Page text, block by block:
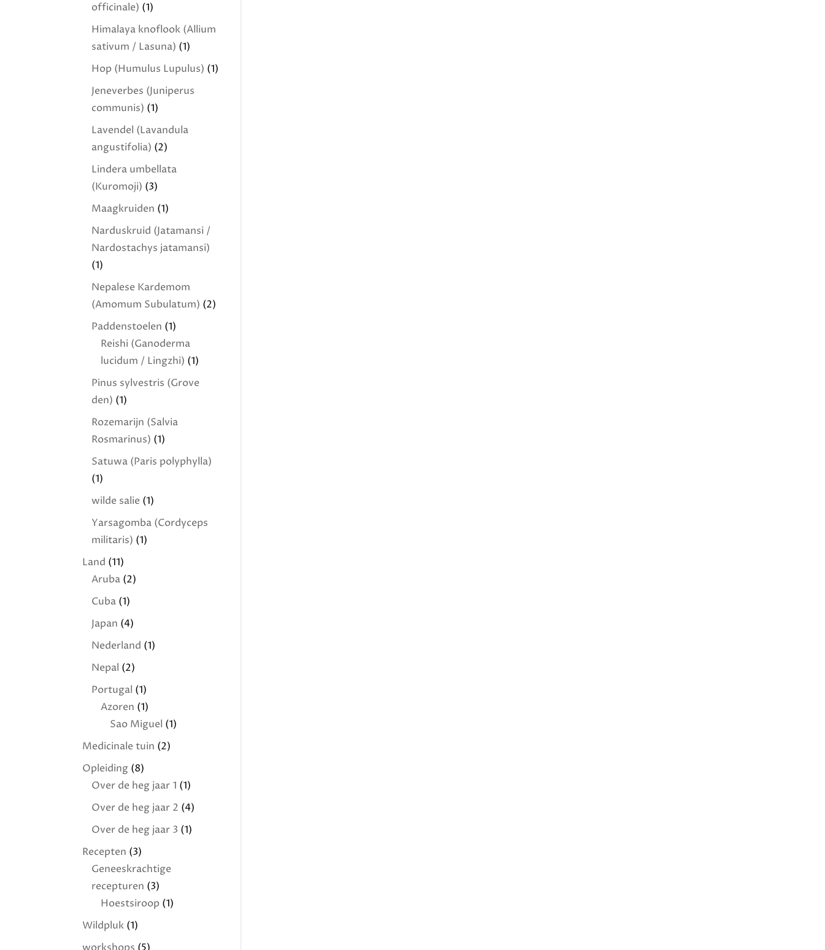
officinale) (1)
Himalaya knoflook (Allium
sativum / Lasuna) (1)
Hop (Humulus Lupulus) (1)
Jeneverbes (Juniperus
communis) (1)
Lavendel (Lavandula
angustifolia) (2)
Lindera umbellata
(Kuromoji) (3)
Maagkruiden (1)
Narduskruid (Jatamansi /
Nardostachys jatamansi)
(1)
Nepalese Kardemom
(Amomum Subulatum) (2)
Paddenstoelen (1)
Reishi (Ganoderma
lucidum / Lingzhi) (1)
Pinus sylvestris (Grove
den) (1)
Rozemarijn (Salvia
Rosmarinus) (1)
Satuwa (Paris polyphylla)
(1)
wilde salie (1)
Yarsagomba (Cordyceps
militaris) (1)
Land (11)
Aruba (2)
Cuba (1)
Japan (4)
Nederland (1)
Nepal (2)
Portugal (1)
Azoren (1)
Sao Miguel (1)
Medicinale tuin (2)
Opleiding (8)
Over de heg jaar 1 (1)
Over de heg jaar 2 (4)
Over de heg jaar 3 (1)
Recepten (3)
Geneeskrachtige
recepturen (3)
Hoestsiroop (1)
Wildpluk (1)